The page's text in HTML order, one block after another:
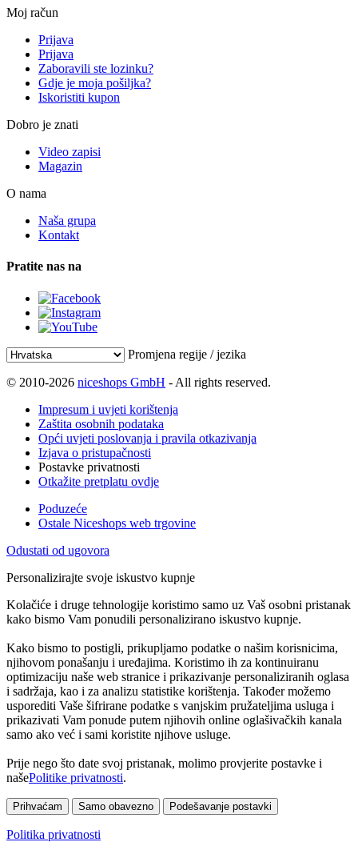
Moj račun
Prijava
Prijava
Zaboravili ste lozinku?
Gdje je moja pošiljka?
Iskoristiti kupon
Dobro je znati
Video zapisi
Magazin
O nama
Naša grupa
Kontakt
Pratite nas na
Promjena regije / jezika
© 2010-2026 niceshops GmbH - All rights reserved.
Impresum i uvjeti korištenja
Zaštita osobnih podataka
Opći uvjeti poslovanja i pravila otkazivanja
Izjava o pristupačnosti
Postavke privatnosti
Otkažite pretplatu ovdje
Poduzeće
Ostale Niceshops web trgovine
Odustati od ugovora
Personalizirajte svoje iskustvo kupnje
Kolačiće i druge tehnologije koristimo samo uz Vaš osobni pristanak
kako bismo Vam ponudili personalizirano iskustvo kupnje.
Kako bismo to postigli, prikupljamo podatke o našim korisnicima,
njihovom ponašanju i uređajima. Koristimo ih za kontinuiranu
optimizaciju naše web stranice i prikazivanje personaliziranih oglasa
i sadržaja, kao i za analizu statistike korištenja. Također možemo
usporediti Vaše šifrirane podatke s vanjskim pružateljima usluga i
prikazivati Vam ponude putem njihovih online oglašivačkih kanala
samo ako već i sami koristite njihove usluge.
Prije nego što date svoj pristanak, molimo provjerite postavke i
našePolitike privatnosti.
Prihvaćam Samo obavezno Podešavanje postavki
Politika privatnosti